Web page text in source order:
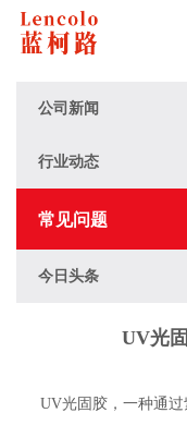
公司新闻
行业动态
常见问题
今日头条
UV光
UV光固胶，一种通过